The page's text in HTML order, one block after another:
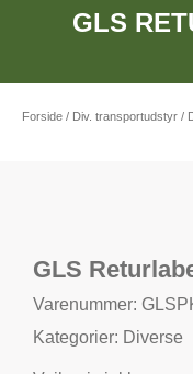
GLS
Forside / Div. transportudstyr /
GLS
Varenummer:
Kategorier: Diverse